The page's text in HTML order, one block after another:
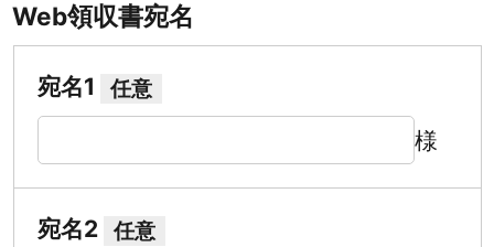
Web領収書宛名
宛名1 任意
様
宛名2 任意